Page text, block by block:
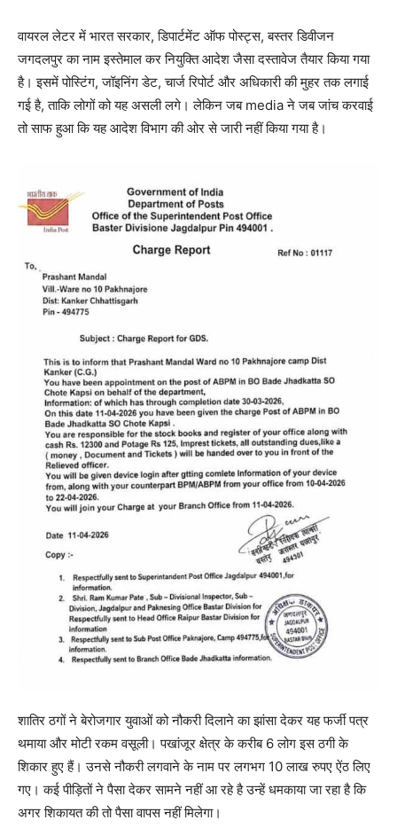
वायरल लेटर में भारत सरकार, डिपार्टमेंट ऑफ पोस्ट्स, बस्तर डिवीजन
जगदलपुर का नाम इस्तेमाल कर नियुक्ति आदेश जैसा दस्तावेज तैयार किया गया
है। इसमें पोस्टिंग, जॉइनिंग डेट, चार्ज रिपोर्ट और अधिकारी की मुहर तक लगाई
गई है, ताकि लोगों को यह असली लगे। लेकिन जब media ने जब जांच करवाई
तो साफ हुआ कि यह आदेश विभाग की ओर से जारी नहीं किया गया है।
शातिर ठगों ने बेरोजगार युवाओं को नौकरी दिलाने का झांसा देकर यह फर्जी पत्र
थमाया और मोटी रकम वसूली। पखांजूर क्षेत्र के करीब 6 लोग इस ठगी के
शिकार हुए हैं। उनसे नौकरी लगवाने के नाम पर लगभग 10 लाख रुपए ऐंठ लिए
गए। कई पीड़ितों ने पैसा देकर सामने नहीं आ रहे है उन्हें धमकाया जा रहा है कि
अगर शिकायत की तो पैसा वापस नहीं मिलेगा।